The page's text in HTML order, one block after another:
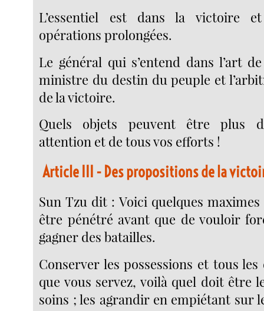
L’essentiel est dans la victoire
opérations prolongées.
Le général qui s’entend dans l’art
ministre du destin du peuple et
de la victoire.
Quels objets peuvent être plus
attention et de tous vos efforts !
Article III - Des propositions de la
Sun Tzu dit : Voici quelques
être pénétré avant que de vouloir
gagner des batailles.
Conserver les possessions et tous
que vous servez, voilà quel doit être
soins ; les agrandir en empiétant sur